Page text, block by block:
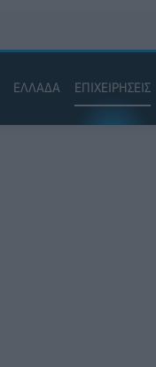
ΕΛΛΑΔΑ ΕΠΙΧΕΙΡΗΣΕΙΣ